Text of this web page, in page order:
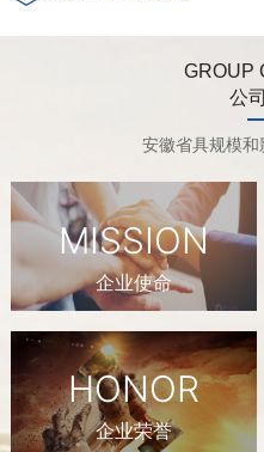
GROUP
公
安徽省具规模
MISSION
企业使命
HONOR
企业荣誉